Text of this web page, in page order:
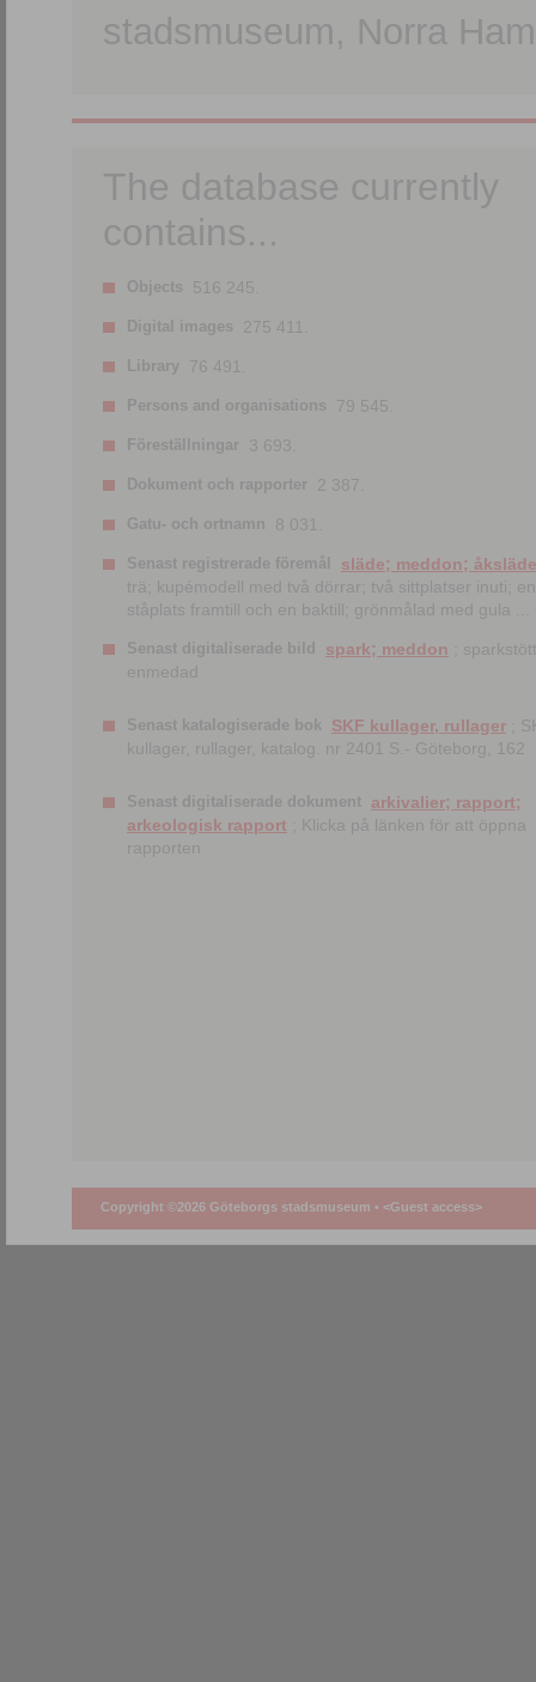
stadsmuseum, Norra
The database currently
contains...
Objects 516 245.
Digital images 275 411.
Library 76 491.
Persons and organisations 79 545.
Föreställningar 3 693.
Dokument och rapporter 2 387.
Gatu- och ortnamn 8 031.
Senast registrerade föremål
släde; meddon; åksläde
trä; kupémodell med två dörrar; två sittplatser inuti; en
ståplats framtill och en baktill; grönmålad med gula ...
Senast digitaliserade bild spark; meddon ;
enmedad
Senast katalogiserade bok SKF kullager, rullager ;
kullager, rullager, katalog. nr 2401 S.- Göteborg, 162
Senast digitaliserade dokument arkivalier; rapport;
arkeologisk rapport ; Klicka på länken för att öppna
rapporten
Copyright ©2026 Göteborgs stadsmuseum • <Guest access>